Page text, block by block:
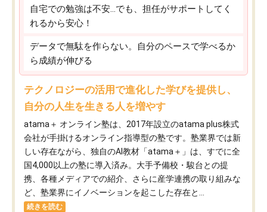
自宅での勉強は不安…でも、担任がサポートしてく
れるから安心！
データで無駄を作らない。自分のペースで学べるか
ら成績が伸びる
テクノロジーの活用で進化した学びを提供し、
自分の人生を生きる人を増やす
atama＋ オンライン塾は、2017年設立のatama plus株式
会社が手掛けるオンライン指導型の塾です。塾業界では新
しい存在ながら、独自のAI教材「atama＋」は、すでに全
国4,000以上の塾に導入済み。大手予備校・駿台との提
携、各種メディアでの紹介、さらに産学連携の取り組みな
ど、塾業界にイノベーションを起こした存在と...
続きを読む